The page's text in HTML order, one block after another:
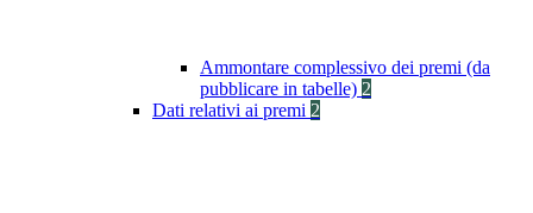
Ammontare complessivo dei premi (da
pubblicare in tabelle) 2
Dati relativi ai premi 2